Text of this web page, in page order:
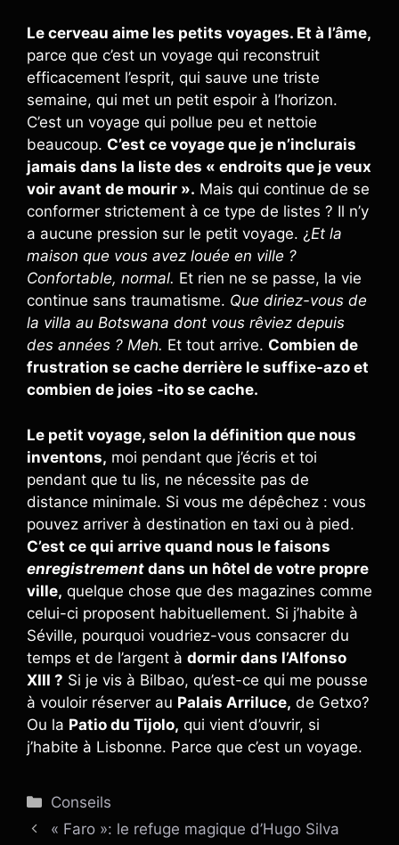
Le cerveau aime les petits voyages. Et à l’âme,
parce que c’est un voyage qui reconstruit
efficacement l’esprit, qui sauve une triste
semaine, qui met un petit espoir à l’horizon.
C’est un voyage qui pollue peu et nettoie
beaucoup. C’est ce voyage que je n’inclurais
jamais dans la liste des « endroits que je veux
voir avant de mourir ». Mais qui continue de se
conformer strictement à ce type de listes ? Il n’y
a aucune pression sur le petit voyage. ¿Et la
maison que vous avez louée en ville ?
Confortable, normal. Et rien ne se passe, la vie
continue sans traumatisme. Que diriez-vous de
la villa au Botswana dont vous rêviez depuis
des années ? Meh. Et tout arrive. Combien de
frustration se cache derrière le suffixe-azo et
combien de joies -ito se cache.
Le petit voyage, selon la définition que nous
inventons, moi pendant que j’écris et toi
pendant que tu lis, ne nécessite pas de
distance minimale. Si vous me dépêchez : vous
pouvez arriver à destination en taxi ou à pied.
C’est ce qui arrive quand nous le faisons
enregistrement dans un hôtel de votre propre
ville, quelque chose que des magazines comme
celui-ci proposent habituellement. Si j’habite à
Séville, pourquoi voudriez-vous consacrer du
temps et de l’argent à dormir dans l’Alfonso
XIII ? Si je vis à Bilbao, qu’est-ce qui me pousse
à vouloir réserver au Palais Arriluce, de Getxo?
Ou la Patio du Tijolo, qui vient d’ouvrir, si
j’habite à Lisbonne. Parce que c’est un voyage.
Catégories
Conseils
« Faro »: le refuge magique d’Hugo Silva